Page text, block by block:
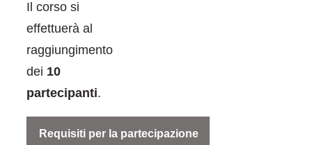
Il corso si
effettuerà al
raggiungimento
dei 10
partecipanti.
Requisiti per la partecipazione